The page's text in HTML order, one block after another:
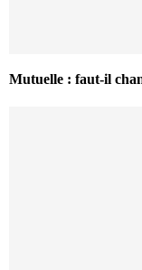
Mutuelle : faut-il